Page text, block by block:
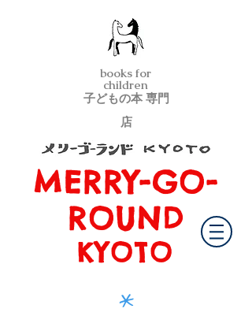
子どもの本 専門
店
books for
children
メリーゴーランド京都
MERRY-GO-
ROUND
KYOTO
*